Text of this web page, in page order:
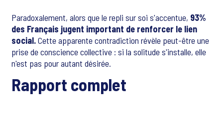
Paradoxalement, alors que le repli sur soi s'accentue, 93%
des Français jugent important de renforcer le lien
social.Cette apparente contradiction révèle peut-être une
prise de conscience collective : si la solitude s'installe, elle
n'est pas pour autant désirée.
Rapport complet